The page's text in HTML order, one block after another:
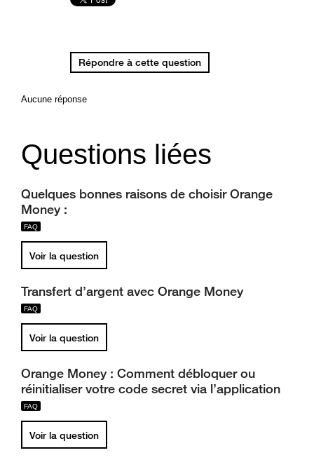
Répondre à cette question
Aucune réponse
Questions liées
Quelques bonnes raisons de choisir Orange
Money :
Voir la question
Transfert d’argent avec Orange Money
Voir la question
Orange Money : Comment débloquer ou
réinitialiser votre code secret via l’application
Voir la question